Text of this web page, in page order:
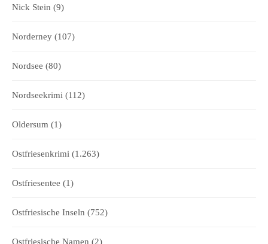
Nick Stein (9)
Norderney (107)
Nordsee (80)
Nordseekrimi (112)
Oldersum (1)
Ostfriesenkrimi (1.263)
Ostfriesentee (1)
Ostfriesische Inseln (752)
Ostfriesische Namen (2)